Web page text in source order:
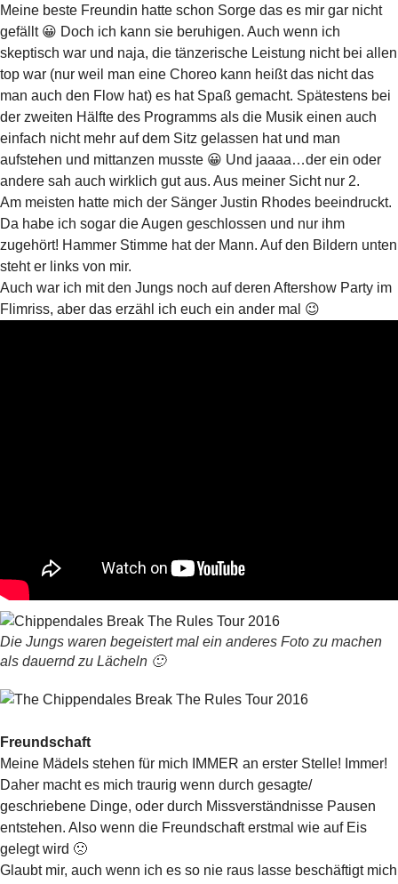
Meine beste Freundin hatte schon Sorge das es mir gar nicht
gefällt 😀 Doch ich kann sie beruhigen. Auch wenn ich
skeptisch war und naja, die tänzerische Leistung nicht bei allen
top war (nur weil man eine Choreo kann heißt das nicht das
man auch den Flow hat) es hat Spaß gemacht. Spätestens bei
der zweiten Hälfte des Programms als die Musik einen auch
einfach nicht mehr auf dem Sitz gelassen hat und man
aufstehen und mittanzen musste 😀 Und jaaaa…der ein oder
andere sah auch wirklich gut aus. Aus meiner Sicht nur 2.
Am meisten hatte mich der Sänger Justin Rhodes beeindruckt.
Da habe ich sogar die Augen geschlossen und nur ihm
zugehört! Hammer Stimme hat der Mann. Auf den Bildern unten
steht er links von mir.
Auch war ich mit den Jungs noch auf deren Aftershow Party im
Flimriss, aber das erzähl ich euch ein ander mal 😉
Die Jungs waren begeistert mal ein anderes Foto zu machen
als dauernd zu Lächeln 🙂
Freundschaft
Meine Mädels stehen für mich IMMER an erster Stelle! Immer!
Daher macht es mich traurig wenn durch gesagte/
geschriebene Dinge, oder durch Missverständnisse Pausen
entstehen. Also wenn die Freundschaft erstmal wie auf Eis
gelegt wird 🙁
Glaubt mir, auch wenn ich es so nie raus lasse beschäftigt mich